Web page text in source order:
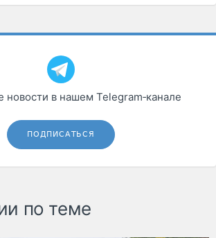
новости в нашем Telegram‑канале
ПОДПИСАТЬСЯ
по теме